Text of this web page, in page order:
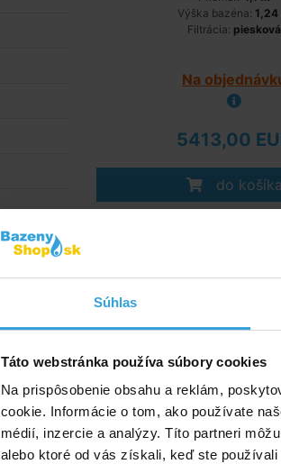
Súhlas
Táto webstránka používa súbory cookies
Na prispôsobenie obsahu a reklám,
cookie. Informácie o tom, ako používate
médií, inzercie a analýzy. Títo partneri
alebo ktoré od vás získali, keď ste používali
Výška bazéna: 1,24
Filtrácia: piesková
Na
5413,00
do košíka
Doprava ZADARMO